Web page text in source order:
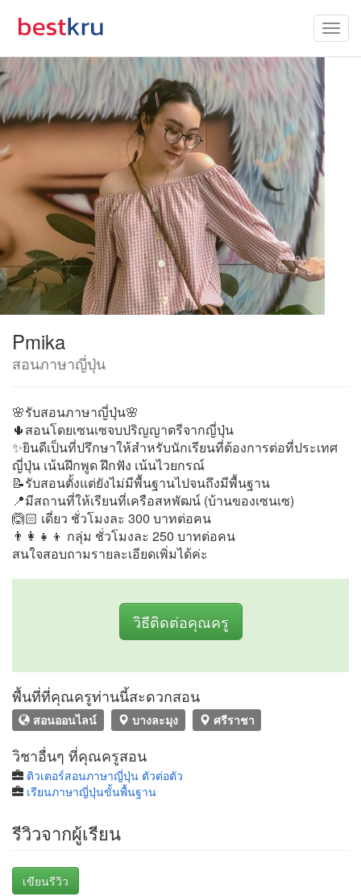
Pmika
สอนภาษาญี่ปุ่น
🌸รับสอนภาษาญี่ปุ่น🌸
🌵สอนโดยเซนเซจบปริญญาตรีจากญี่ปุ่น
✨ยินดีเป็นที่ปรึกษาให้สำหรับนักเรียนที่ต้องการต่อที่ประเทศ
ญี่ปุ่น เน้นฝึกพูด ฝึกฟัง เน้นไวยกรณ์
📝รับสอนตั้งแต่ยังไม่มีพื้นฐานไปจนถึงมีพื้นฐาน
📍มีสถานที่ให้เรียนที่เครือสหพัฒน์ (บ้านของเซนเซ)
🙆🏻 เดี่ยว ชั่วโมงละ 300 บาทต่อคน
👨‍👩‍👧‍👦 กลุ่ม ชั่วโมงละ 250 บาทต่อคน
สนใจสอบถามรายละเอียดเพิ่มได้ค่ะ
วิธีติดต่อคุณครู
พื้นที่ที่คุณครูท่านนี้สะดวกสอน
สอนออนไลน์ บางละมุง ศรีราชา
วิชาอื่นๆ ที่คุณครูสอน
ติวเตอร์สอนภาษาญี่ปุ่น ตัวต่อตัว
เรียนภาษาญี่ปุ่นขั้นพื้นฐาน
รีวิวจากผู้เรียน
เขียนรีวิว